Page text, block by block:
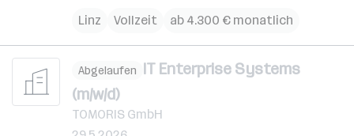
Linz
Vollzeit ab 4.300 € monatlich
Abgelaufen IT Enterprise Systems
(m/w/d)
TOMORIS GmbH